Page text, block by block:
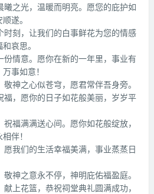
之光，温暖而明亮。愿您的庇护如
遂。
时刻，让我们的白事鲜花为您的情感
哀思。
情意。愿你在新的一年里，事业有
事如意！
神之心似苍穹，愿君常伴吾身旁。
福，愿你的日子如花般美丽，岁岁平
福满满送心间。愿你如花般绽放，
伴！
我们的生活幸福美满，事业蒸蒸日
神之意永不停，神明庇佑福盈庭。
上花篮，恭祝祠堂典礼圆满成功，